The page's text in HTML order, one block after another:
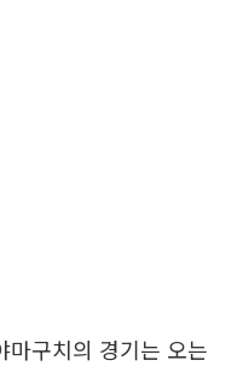
구치의 경기는 오는